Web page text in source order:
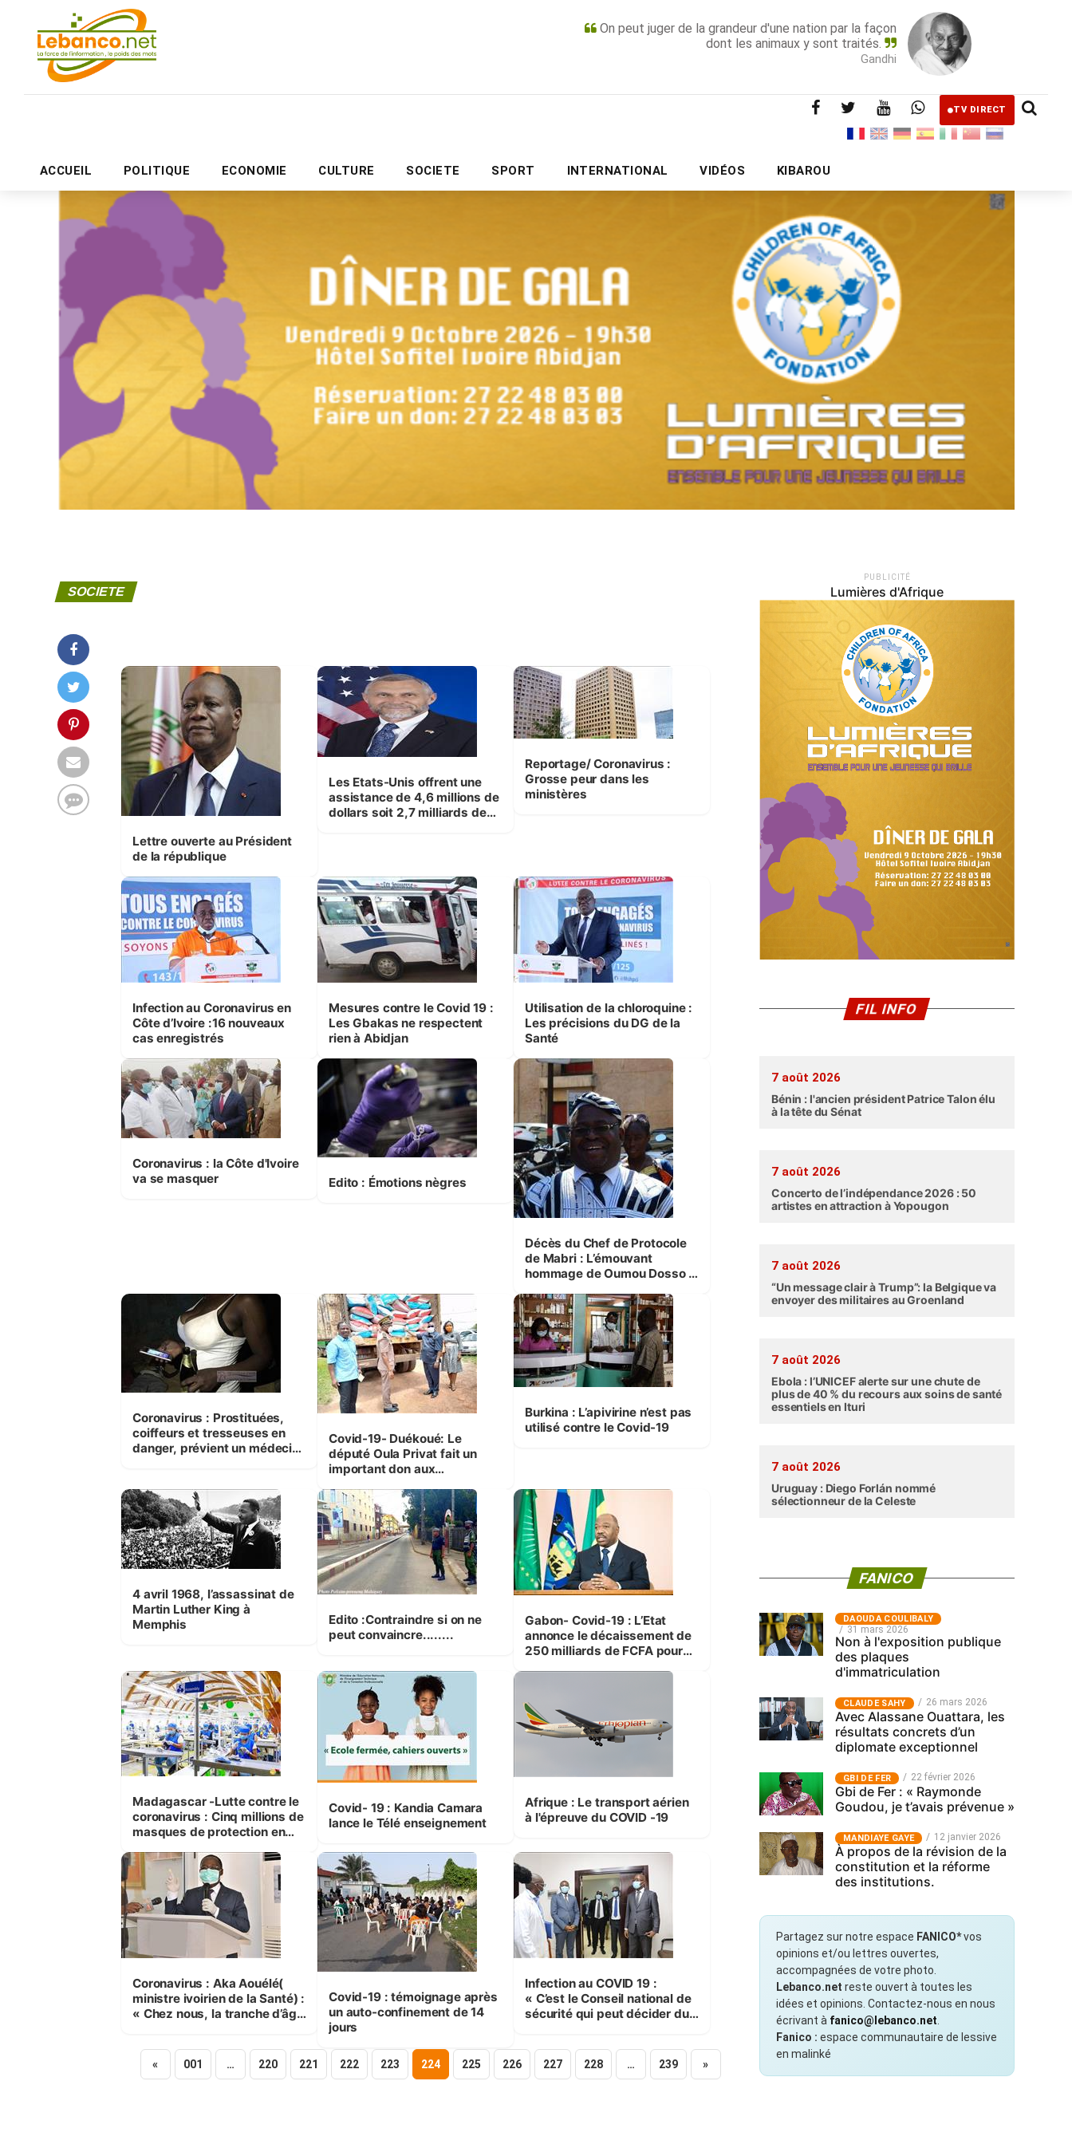
On peut juger de la grandeur d'une nation par la façon
dont les animaux y sont traités.
Gandhi
TV DIRECT
ACCUEIL POLITIQUE ECONOMIE CULTURE SOCIETE SPORT INTERNATIONAL VIDÉOS KIBAROU
PUBLICITÉ
SOCIETE
Lettre ouverte au Président
de la république
Les Etats-Unis offrent une
assistance de 4,6 millions de
dollars soit 2,7 milliards de
Reportage/ Coronavirus :
Grosse peur dans les
ministères
Infection au Coronavirus en
Côte d’Ivoire :16 nouveaux
cas enregistrés
Mesures contre le Covid 19 :
Les Gbakas ne respectent
rien à Abidjan
Utilisation de la chloroquine :
Les précisions du DG de la
Santé
Coronavirus : la Côte d'Ivoire
va se masquer
Edito : Émotions nègres
Décès du Chef de Protocole
de Mabri : L’émouvant
hommage de Oumou Dosso à
Coronavirus : Prostituées,
coiffeurs et tresseuses en
danger, prévient un médecin
Covid-19- Duékoué: Le
député Oula Privat fait un
important don aux
Burkina : L’apivirine n’est pas
utilisé contre le Covid-19
4 avril 1968, l’assassinat de
Martin Luther King à
Memphis
Edito :Contraindre si on ne
peut convaincre........
Gabon- Covid-19 : L’Etat
annonce le décaissement de
250 milliards de FCFA pour
Madagascar -Lutte contre le
coronavirus : Cinq millions de
masques de protection en
gratuitement
Covid- 19 : Kandia Camara
lance le Télé enseignement
Afrique : Le transport aérien
à l'épreuve du COVID -19
Coronavirus : Aka Aouélé(
ministre ivoirien de la Santé) :
« Chez nous, la tranche d’âge
Covid-19 : témoignage après
un auto-confinement de 14
jours
Infection au COVID 19 :
« C’est le Conseil national de
sécurité qui peut décider du
« 001 … 220 221 222 223 224 225 226 227 228 … 239 »
PUBLICITÉ
Lumières d'Afrique
FIL INFO
7 août 2026
Bénin : l'ancien président Patrice Talon élu
à la tête du Sénat
7 août 2026
Concerto de l’indépendance 2026 : 50
artistes en attraction à Yopougon
7 août 2026
“Un message clair à Trump”: la Belgique va
envoyer des militaires au Groenland
7 août 2026
Ebola : l’UNICEF alerte sur une chute de
plus de 40 % du recours aux soins de santé
essentiels en Ituri
7 août 2026
Uruguay : Diego Forlán nommé
sélectionneur de la Celeste
FANICO
‎DAOUDA COULIBALY
31 mars 2026
Non à l'exposition publique
des plaques
d'immatriculation
CLAUDE SAHY 26 mars 2026
Avec Alassane Ouattara, les
résultats concrets d’un
diplomate exceptionnel
GBI DE FER 22 février 2026
Gbi de Fer : « Raymonde
Goudou, je t’avais prévenue »
MANDIAYE GAYE 12 janvier 2026
À propos de la révision de la
constitution et la réforme
des institutions.
Partagez sur notre espace FANICO*vos
opinions et/ou lettres ouvertes,
accompagnées de votre photo.
Lebanco.net reste ouvert à toutes les
idées et opinions. Contactez-nous en nous
écrivant à fanico@lebanco.net.
Fanico : espace communautaire de lessive
en malinké